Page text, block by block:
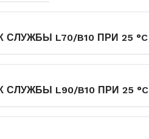
L70/B10 ПРИ 25 °C
L90/B10 ПРИ 25 °C